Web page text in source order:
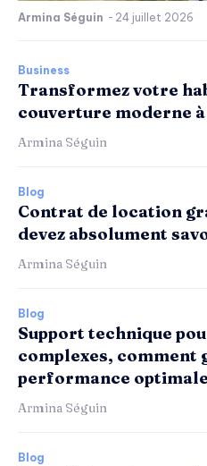
Armina Séguin - 24 juillet 2026
Business
Transformez votre
couverture moderne
Armina Séguin
Blog
Contrat de location
devez absolument
Armina Séguin
Blog
Support technique
complexes, comment
performance optimale
Armina Séguin
Blog